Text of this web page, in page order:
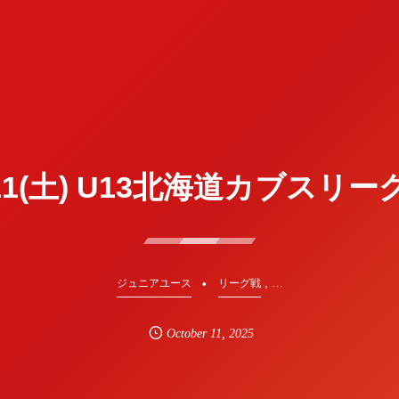
土) U13北海道カブスリー
ジュニアユース リーグ戦, …
October 11, 2025